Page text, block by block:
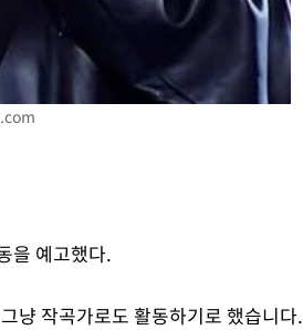
을 예고했다.
냥 작곡가로도 활동하기로 했습니다.